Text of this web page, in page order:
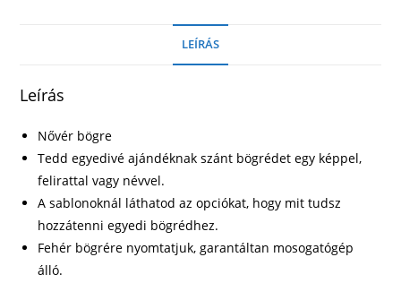
LEÍRÁS
Leírás
Nővér bögre
Tedd egyedivé ajándéknak szánt bögrédet egy képpel,
felirattal vagy névvel.
A sablonoknál láthatod az opciókat, hogy mit tudsz
hozzátenni egyedi bögrédhez.
Fehér bögrére nyomtatjuk, garantáltan mosogatógép
álló.